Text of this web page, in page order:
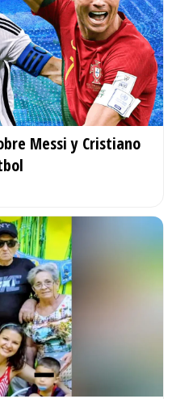
Messi y Cristiano